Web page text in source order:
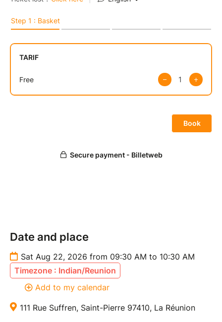
Date and place
Sat Aug 22, 2026 from 09:30 AM to 10:30 AM
Timezone : Indian/Reunion
Add to my calendar
111 Rue Suffren, Saint-Pierre 97410, La Réunion